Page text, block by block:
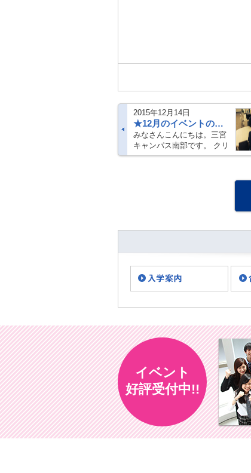
2015年12月14日
★12月のイベントのご案内★
みなさんこんにちは。三宮
キャンパス南部です。 クリ
スマスも近づき、三宮の街
イベント
好評受付中!!